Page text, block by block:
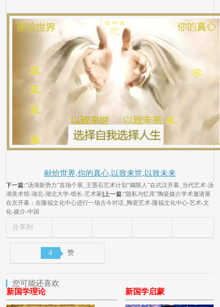
献给世界,你的真心,以致来世,以致未来
下一篇:“汤湖新势力”首场个展_王墨石艺术计划“阈限人”在武汉开幕_当代艺术-汤
湖美术馆-湖北-湖北大学-馆长-艺术家 ||上一篇:“隐私与忆库”陶瓷媒介学术邀请展
在京开幕：在隆福文化中心进行一场古今对话_陶瓷艺术-隆福文化中心-艺术-文
化-媒介-中国
分享到
4 赞
您可能还喜欢
新国学理论
新国学启蒙